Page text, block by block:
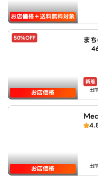
お店価格＋送料無料対象
50%OFF
お店価格
ま
新着
出
お店価格 出